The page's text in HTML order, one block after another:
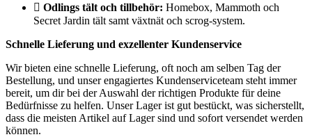
Odlings tält och tillbehör: Homebox, Mammoth och
Secret Jardin tält samt växtnät och scrog-system.
Schnelle Lieferung und exzellenter Kundenservice
Wir bieten eine schnelle Lieferung, oft noch am selben Tag der
Bestellung, und unser engagiertes Kundenserviceteam steht immer
bereit, um dir bei der Auswahl der richtigen Produkte für deine
Bedürfnisse zu helfen. Unser Lager ist gut bestückt, was sicherstellt,
dass die meisten Artikel auf Lager sind und sofort versendet werden
können.